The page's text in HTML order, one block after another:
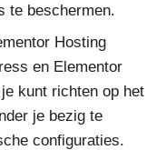
te beschermen.
Hosting
en Elementor
kunt richten op het
je bezig te
configuraties.